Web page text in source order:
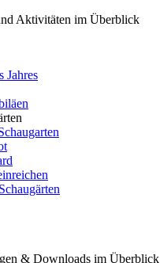
Aktivitäten im Überblick
Jahres
& Downloads im Überblick